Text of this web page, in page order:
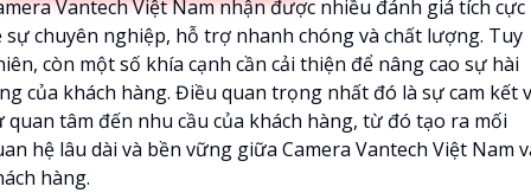
Vantech Việt Nam nhận được nhiều đánh giá tích cực
sự chuyên nghiệp, hỗ trợ nhanh chóng và chất lượng. Tuy
còn một số khía cạnh cần cải thiện để nâng cao sự hài
của khách hàng. Điều quan trọng nhất đó là sự cam kết
quan tâm đến nhu cầu của khách hàng, từ đó tạo ra mối
hệ lâu dài và bền vững giữa Camera Vantech Việt Nam
hàng.